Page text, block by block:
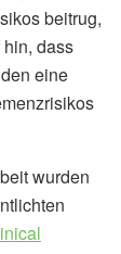
beitrug,
dass
eine
wurden